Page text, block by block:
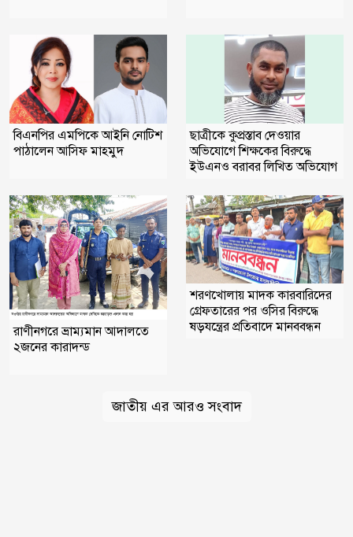
বিএনপির এমপিকে আইনি নোটিশ
পাঠালেন আসিফ মাহমুদ
ছাত্রীকে কুপ্রস্তাব দেওয়ার
অভিযোগে শিক্ষকের বিরুদ্ধে
ইউএনও বরাবর লিখিত অভিযোগ
রাণীনগরে ভ্রাম্যমান আদালতে
২জনের কারাদন্ড
শরণখোলায় মাদক কারবারিদের
গ্রেফতারের পর ওসির বিরুদ্ধে
ষড়যন্ত্রের প্রতিবাদে মানববন্ধন
জাতীয় এর আরও সংবাদ